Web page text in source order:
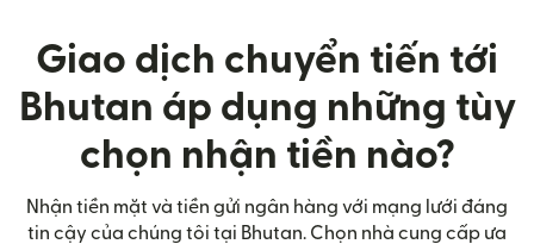
Giao dịch chuyển tiến tới
Bhutan áp dụng những tùy
chọn nhận tiền nào?
Nhận tiền mặt và tiền gửi ngân hàng với mạng lưới đáng
tin cậy của chúng tôi tại Bhutan. Chọn nhà cung cấp ưa